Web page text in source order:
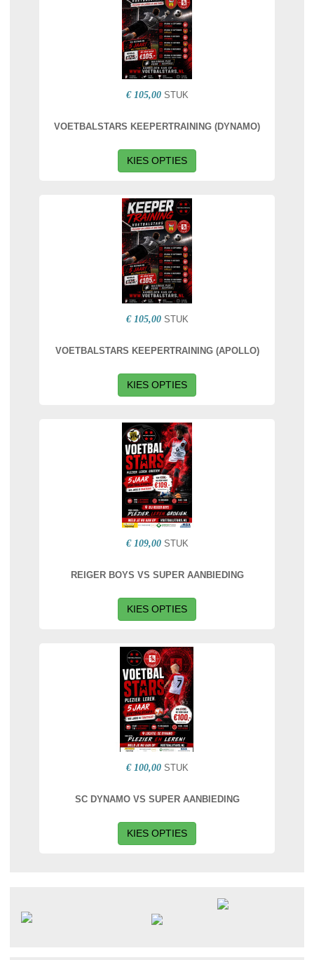
€ 105,00 STUK
VOETBALSTARS KEEPERTRAINING (DYNAMO)
KIES OPTIES
€ 105,00 STUK
VOETBALSTARS KEEPERTRAINING (APOLLO)
KIES OPTIES
€ 109,00 STUK
REIGER BOYS VS SUPER AANBIEDING
KIES OPTIES
€ 100,00 STUK
SC DYNAMO VS SUPER AANBIEDING
KIES OPTIES